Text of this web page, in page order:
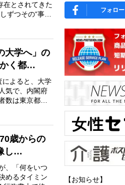
在とされてきた
ずつその“事
大学へ」の
く都…
よると、大学
気で、内閣府
数は東京都が
歳からの
し…
、「何をいつ
めるタイミン
フォロー
【お知らせ】